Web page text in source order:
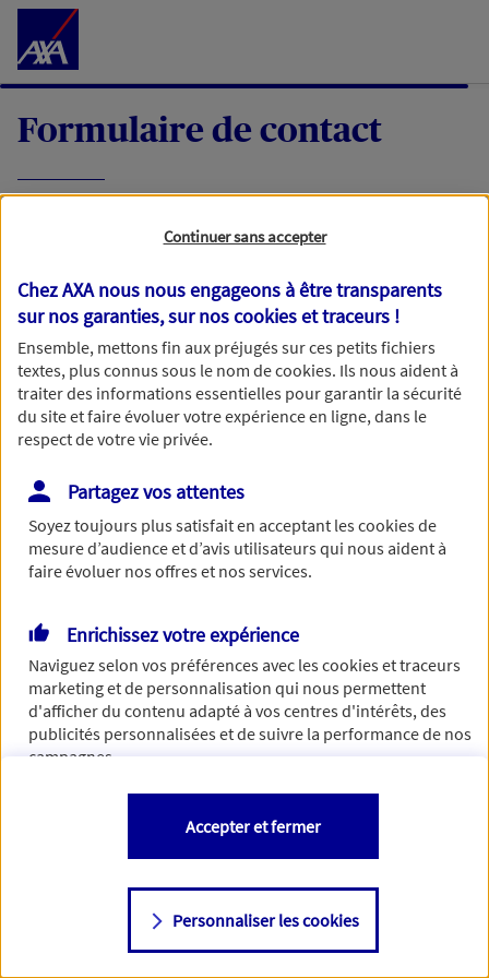
Accéder au Contenu
Formulaire de contact
demande, nous vous répondrons dans les
meilleurs délais par mail ou par téléphone.
Votre message :
Vous disposez de droits sur les informations vous concernant. Pour
plus d’informations,cliquez ici.
Continuer sans accepter
Chez AXA nous nous engageons à être transparents
sur nos garanties, sur noscookies et traceurs !
Ensemble, mettons fin aux préjugés sur ces petits fichiers
textes, plus connus sous le nom decookies. Ils nous aident à
traiter des informations essentielles pour garantir la sécurité
du site et faire évoluer votre expérience en ligne, dans le
respect de votre vie privée.
Partagez vos attentes
Soyez toujours plus satisfait en acceptant lescookiesde
mesure d’audience et d’avis utilisateurs qui nous aident à
faire évoluer nos offres et nos services.
Enrichissez votre expérience
Naviguez selon vos préférences avec lescookies et traceurs
marketing et de personnalisation qui nous permettent
d'afficher du contenu adapté à vos centres d'intérêts, des
publicités personnalisées et de suivre la performance de nos
campagnes.
Vous êtes libre de les accepter, de les refuser comme de
changer d'avis à tout moment en allant sur
Consulter notre politique decookies
Personnaliser les cookies
Accepter et fermer